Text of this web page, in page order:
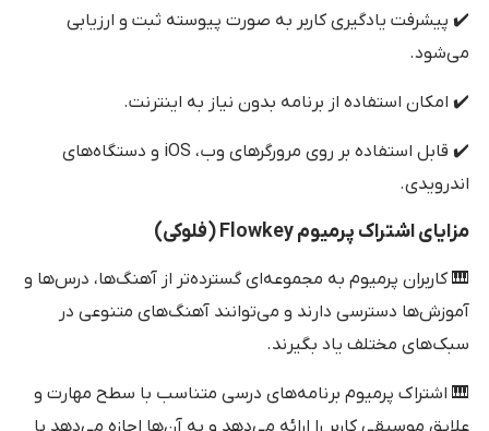
✔️ پیشرفت یادگیری کاربر به صورت پیوسته ثبت و ارزیابی
می‌شود.
✔️ امکان استفاده از برنامه بدون نیاز به اینترنت.
✔️ قابل استفاده بر روی مرورگرهای وب، iOS و دستگاه‌های
اندرویدی.
مزایای اشتراک پرمیوم Flowkey (فلوکی)
🎹 کاربران پرمیوم به مجموعه‌ای گسترده‌تر از آهنگ‌ها، درس‌ها و
آموزش‌ها دسترسی دارند و می‌توانند آهنگ‌های متنوعی در
سبک‌های مختلف یاد بگیرند.
🎹 اشتراک پرمیوم برنامه‌های درسی متناسب با سطح مهارت و